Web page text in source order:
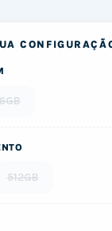
512GB